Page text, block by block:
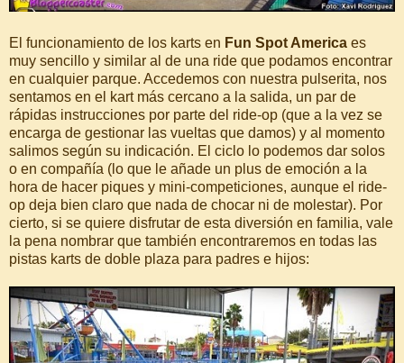
El funcionamiento de los karts en Fun Spot America es
muy sencillo y similar al de una ride que podamos encontrar
en cualquier parque. Accedemos con nuestra pulserita, nos
sentamos en el kart más cercano a la salida, un par de
rápidas instrucciones por parte del ride-op (que a la vez se
encarga de gestionar las vueltas que damos) y al momento
salimos según su indicación. El ciclo lo podemos dar solos
o en compañía (lo que le añade un plus de emoción a la
hora de hacer piques y mini-competiciones, aunque el ride-
op deja bien claro que nada de chocar ni de molestar). Por
cierto, si se quiere disfrutar de esta diversión en familia, vale
la pena nombrar que también encontraremos en todas las
pistas karts de doble plaza para padres e hijos: